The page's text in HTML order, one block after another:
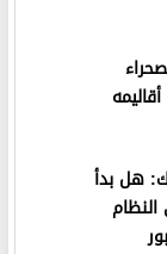
هل بدأ